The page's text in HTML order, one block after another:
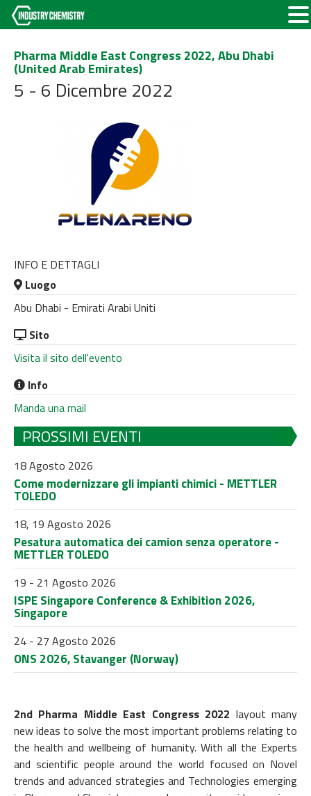
Pharma Middle East Congress 2022, Abu Dhabi
(United Arab Emirates)
5 - 6 Dicembre 2022
INFO E DETTAGLI
Luogo
Abu Dhabi - Emirati Arabi Uniti
Sito
Visita il sito dell'evento
Info
Manda una mail
PROSSIMI EVENTI
18 Agosto 2026
Come modernizzare gli impianti chimici - METTLER
TOLEDO
18, 19 Agosto 2026
Pesatura automatica dei camion senza operatore -
METTLER TOLEDO
19 - 21 Agosto 2026
ISPE Singapore Conference & Exhibition 2026,
Singapore
24 - 27 Agosto 2026
ONS 2026, Stavanger (Norway)
2nd Pharma Middle East Congress 2022 layout many
new ideas to solve the most important problems relating to
the health and wellbeing of humanity. With all the Experts
and scientific people around the world focused on Novel
trends and advanced strategies and Technologies emerging